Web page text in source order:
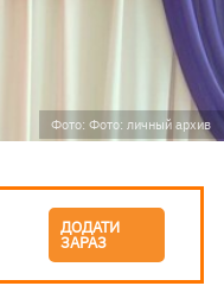
Фото: Фото: личный архив
ДОДАТИ
ЗАРАЗ